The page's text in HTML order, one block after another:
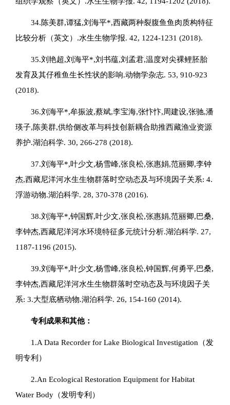
34.陈美群,谭猛,刘海平*,西藏两种裂腹鱼鱼肉质构特征
比较分析（英文）.水生生物学报. 42, 1224-1231 (2018).
35.刘艳超,刘海平*,刘书蕴,刘孟君,温度对尖裸鲤胚胎
发育及其仔稚鱼生长性状的影响.动物学杂志. 53, 910-923
(2018).
36.刘海平*,牟振波,蔡斌,李宝海,张忭忭,周建设,张驰,潘
瑛子,陈美群,供给侧改革与科技创新耦合助推西藏渔业资源
养护.湖泊科学. 30, 266-278 (2018).
37.刘海平*,叶少文,杨雪峰,张良松,张惠娟,范丽卿,李钟
杰,西藏尼洋河水生生物群落时空动态及与环境因子关系: 4.
浮游动物.湖泊科学. 28, 370-378 (2016).
38.刘海平*,钟国辉,叶少文,张良松,张惠娟,范丽卿,巴桑,
李钟杰,西藏尼洋河水环境特征多元统计分析.湖泊科学. 27,
1187-1196 (2015).
39.刘海平*,叶少文,杨雪峰,张良松,钟国辉,何勇平,巴桑,
李钟杰,西藏尼洋河水生生物群落时空动态及与环境因子关
系: 3.大型底栖动物.湖泊科学. 26, 154-160 (2014).
专利成果和其他：
1.A Data Recorder for Lake Biological Investigation（发
明专利）
2.An Ecological Restoration Equipment for Habitat
Water Body（发明专利）